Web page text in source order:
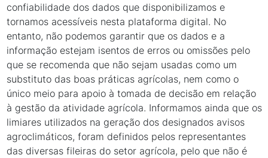
confiabilidade dos dados que disponibilizamos e
tornamos acessíveis nesta plataforma digital. No
entanto, não podemos garantir que os dados e a
informação estejam isentos de erros ou omissões pelo
que se recomenda que não sejam usadas como um
substituto das boas práticas agrícolas, nem como o
único meio para apoio à tomada de decisão em relação
à gestão da atividade agrícola. Informamos ainda que os
limiares utilizados na geração dos designados avisos
agroclimáticos, foram definidos pelos representantes
das diversas fileiras do setor agrícola, pelo que não é